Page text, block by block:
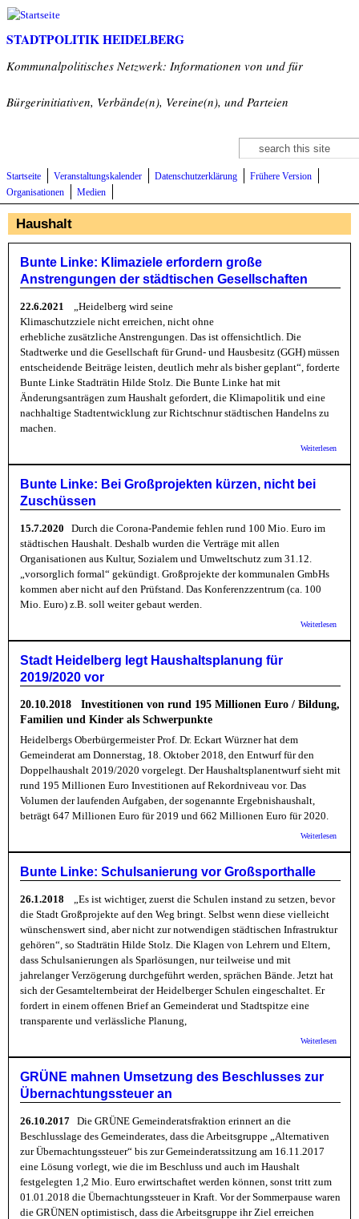
Direkt zum Inhalt
STADTPOLITIK HEIDELBERG
Kommunalpolitisches Netzwerk: Informationen von und für
Bürgerinitiativen, Verbände(n), Vereine(n), und Parteien
Suchformular
Suche
Startseite Veranstaltungskalender Datenschutzerklärung
Frühere Version
Organisationen
Medien
Haushalt
Bunte Linke: Klimaziele erfordern große
Anstrengungen der städtischen Gesellschaften
22.6.2021
„Heidelberg wird seine
Klimaschutzziele nicht erreichen, nicht ohne
erhebliche zusätzliche Anstrengungen. Das ist offensichtlich. Die
Stadtwerke und die Gesellschaft für Grund- und Hausbesitz (GGH) müssen
entscheidende Beiträge leisten, deutlich mehr als bisher geplant“, forderte
Bunte Linke Stadträtin Hilde Stolz. Die Bunte Linke hat mit
Änderungsanträgen zum Haushalt gefordert, die Klimapolitik und eine
nachhaltige Stadtentwicklung zur Richtschnur städtischen Handelns zu
machen.
Weiterlesen
Bunte Linke: Bei Großprojekten kürzen, nicht bei
Zuschüssen
15.7.2020 Durch die Corona-Pandemie fehlen rund 100 Mio. Euro im
städtischen Haushalt. Deshalb wurden die Verträge mit allen
Organisationen aus Kultur, Sozialem und Umweltschutz zum 31.12.
„vorsorglich formal“ gekündigt. Großprojekte der kommunalen GmbHs
kommen aber nicht auf den Prüfstand. Das Konferenzzentrum (ca. 100
Mio. Euro) z.B. soll weiter gebaut werden.
Weiterlesen
Stadt Heidelberg legt Haushaltsplanung für
2019/2020 vor
20.10.2018 Investitionen von rund 195 Millionen Euro / Bildung,
Familien und Kinder als Schwerpunkte
Heidelbergs Oberbürgermeister Prof. Dr. Eckart Würzner hat dem
Gemeinderat am Donnerstag, 18. Oktober 2018, den Entwurf für den
Doppelhaushalt 2019/2020 vorgelegt. Der Haushaltsplanentwurf sieht mit
rund 195 Millionen Euro Investitionen auf Rekordniveau vor. Das
Volumen der laufenden Aufgaben, der sogenannte Ergebnishaushalt,
beträgt 647 Millionen Euro für 2019 und 662 Millionen Euro für 2020.
Weiterlesen
Bunte Linke: Schulsanierung vor Großsporthalle
26.1.2018 „Es ist wichtiger, zuerst die Schulen instand zu setzen, bevor
die Stadt Großprojekte auf den Weg bringt. Selbst wenn diese vielleicht
wünschenswert sind, aber nicht zur notwendigen städtischen Infrastruktur
gehören“, so Stadträtin Hilde Stolz. Die Klagen von Lehrern und Eltern,
dass Schulsanierungen als Sparlösungen, nur teilweise und mit
jahrelanger Verzögerung durchgeführt werden, sprächen Bände. Jetzt hat
sich der Gesamtelternbeirat der Heidelberger Schulen eingeschaltet. Er
fordert in einem offenen Brief an Gemeinderat und Stadtspitze eine
transparente und verlässliche Planung,
Weiterlesen
GRÜNE mahnen Umsetzung des Beschlusses zur
Übernachtungssteuer an
26.10.2017 Die GRÜNE Gemeinderatsfraktion erinnert an die
Beschlusslage des Gemeinderates, dass die Arbeitsgruppe „Alternativen
zur Übernachtungssteuer“ bis zur Gemeinderatssitzung am 16.11.2017
eine Lösung vorlegt, wie die im Beschluss und auch im Haushalt
festgelegten 1,2 Mio. Euro erwirtschaftet werden können, sonst tritt zum
01.01.2018 die Übernachtungssteuer in Kraft. Vor der Sommerpause waren
die GRÜNEN optimistisch, dass die Arbeitsgruppe ihr Ziel erreichen